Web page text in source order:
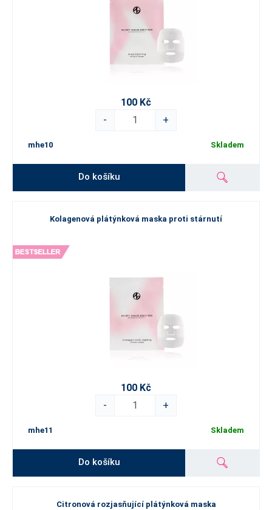
100 Kč
-
+
mhe10 Skladem
Do košíku
Kolagenová plátýnková maska proti stárnutí
100 Kč
-
+
mhe11 Skladem
Do košíku
Citronová rozjasňující plátýnková maska